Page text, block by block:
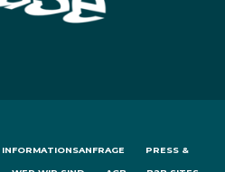
INFORMATIONSANFRAGE PRESS &